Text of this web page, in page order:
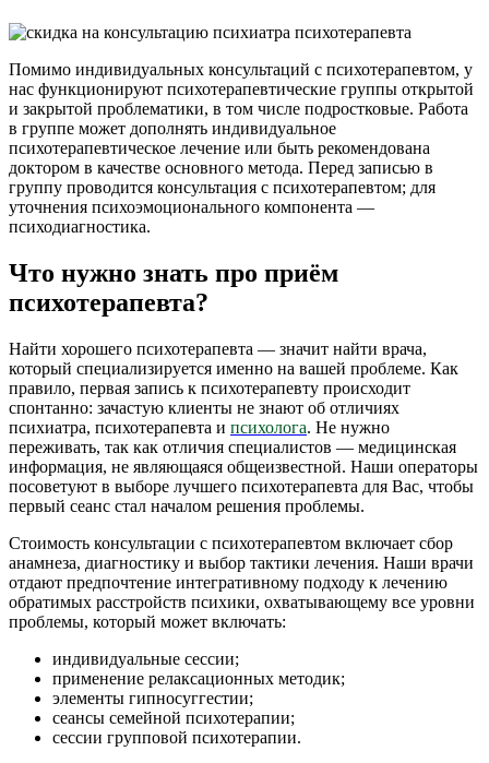
Помимо индивидуальных консультаций с психотерапевтом, у
нас функционируют психотерапевтические группы открытой
и закрытой проблематики, в том числе подростковые. Работа
в группе может дополнять индивидуальное
психотерапевтическое лечение или быть рекомендована
доктором в качестве основного метода. Перед записью в
группу проводится консультация с психотерапевтом; для
уточнения психоэмоционального компонента —
психодиагностика.
Что нужно знать про приём
психотерапевта?
Найти хорошего психотерапевта — значит найти врача,
который специализируется именно на вашей проблеме. Как
правило, первая запись к психотерапевту происходит
спонтанно: зачастую клиенты не знают об отличиях
психиатра, психотерапевта и психолога. Не нужно
переживать, так как отличия специалистов — медицинская
информация, не являющаяся общеизвестной. Наши операторы
посоветуют в выборе лучшего психотерапевта для Вас, чтобы
первый сеанс стал началом решения проблемы.
Стоимость консультации с психотерапевтом включает сбор
анамнеза, диагностику и выбор тактики лечения. Наши врачи
отдают предпочтение интегративному подходу к лечению
обратимых расстройств психики, охватывающему все уровни
проблемы, который может включать:
индивидуальные сессии;
применение релаксационных методик;
элементы гипносуггестии;
сеансы семейной психотерапии;
сессии групповой психотерапии.